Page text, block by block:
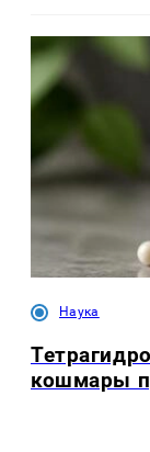
Наука
кошмары